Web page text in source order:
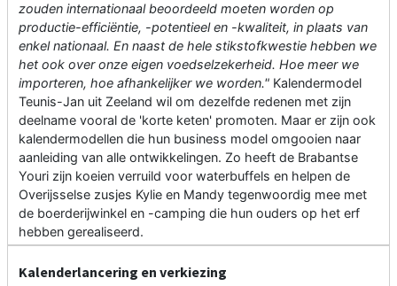
zouden internationaal beoordeeld moeten worden op
productie-efficiëntie, -potentieel en -kwaliteit, in plaats van
enkel nationaal. En naast de hele stikstofkwestie hebben we
het ook over onze eigen voedselzekerheid. Hoe meer we
importeren, hoe afhankelijker we worden." Kalendermodel
Teunis-Jan uit Zeeland wil om dezelfde redenen met zijn
deelname vooral de 'korte keten' promoten. Maar er zijn ook
kalendermodellen die hun business model omgooien naar
aanleiding van alle ontwikkelingen. Zo heeft de Brabantse
Youri zijn koeien verruild voor waterbuffels en helpen de
Overijsselse zusjes Kylie en Mandy tegenwoordig mee met
de boerderijwinkel en -camping die hun ouders op het erf
hebben gerealiseerd.
Kalenderlancering en verkiezing